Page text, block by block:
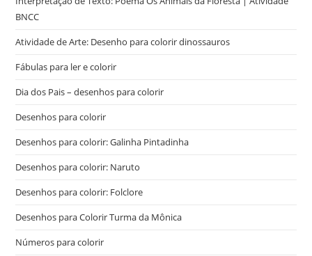
BNCC
Atividade de Arte: Desenho para colorir dinossauros
Fábulas para ler e colorir
Dia dos Pais – desenhos para colorir
Desenhos para colorir
Desenhos para colorir: Galinha Pintadinha
Desenhos para colorir: Naruto
Desenhos para colorir: Folclore
Desenhos para Colorir Turma da Mônica
Números para colorir